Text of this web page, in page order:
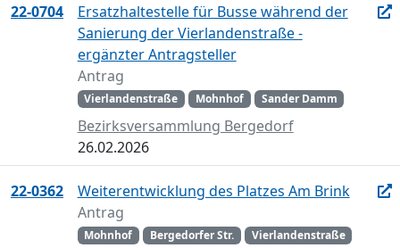
22-0704
Ersatzhaltestelle für Busse während der
Sanierung der Vierlandenstraße -
ergänzter Antragsteller
Antrag
Vierlandenstraße Mohnhof Sander Damm
Bezirksversammlung Bergedorf
26.02.2026
22-0362
Weiterentwicklung des Platzes Am Brink
Antrag
Mohnhof Bergedorfer Str.
Vierlandenstraße